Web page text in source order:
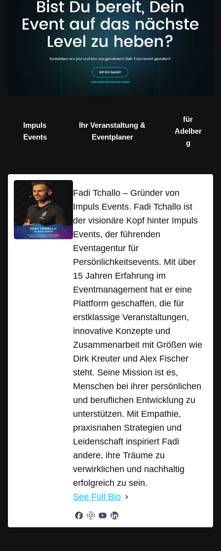
Impuls
Events
Ihr Veranstaltung &
Eventplaner
für
Adelber
g
Fadi Tchallo – Gründer von
Impuls Events. Fadi Tchallo ist
der visionäre Kopf hinter Impuls
Events, der führenden
Eventagentur für
Persönlichkeitsevents. Mit über
15 Jahren Erfahrung im
Eventmanagement hat er eine
Plattform geschaffen, die für
erstklassige Veranstaltungen,
innovative Konzepte und
Zusammenarbeit mit Größen wie
Dirk Kreuter und Alex Fischer
steht. Seine Mission ist es,
Menschen bei ihrer persönlichen
und beruflichen Entwicklung zu
unterstützen. Mit Empathie,
praxisnahen Strategien und
Leidenschaft inspiriert Fadi
andere, ihre Träume zu
verwirklichen und nachhaltig
erfolgreich zu sein.
See Full Bio